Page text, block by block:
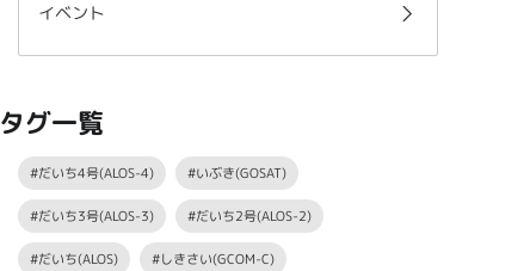
イベント
タグ一覧
#だいち4号(ALOS-4) #いぶき(GOSAT)
#だいち3号(ALOS-3) #だいち2号(ALOS-2)
#だいち(ALOS) #しきさい(GCOM-C)